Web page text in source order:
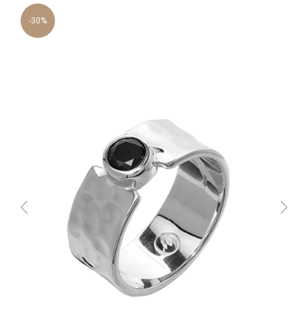
-30%
ул. Чайковского, д.54
САНКТ-ПЕТЕРБУРГ, БУТИК
ул. Володи Головатого, д. 313
КРАСНОДАР, ТЦ «ГАЛЕРЕЯ»